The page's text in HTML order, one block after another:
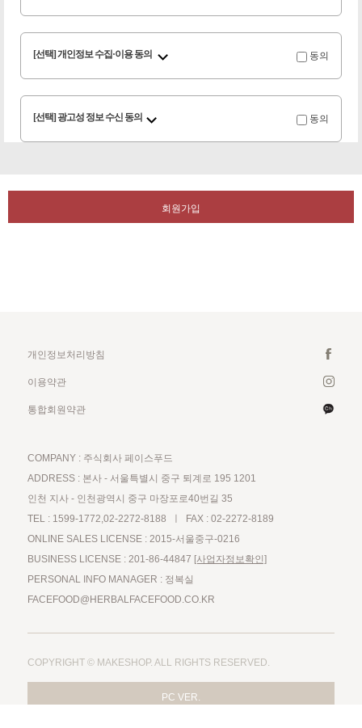
[선택] 개인정보 수집·이용 동의 동의
[선택] 광고성 정보 수신 동의 동의
회원가입
개인정보처리방침
이용약관
통합회원약관
COMPANY : 주식회사 페이스푸드
ADDRESS : 본사 - 서울특별시 중구 퇴계로 195 1201
인천 지사 - 인천광역시 중구 마장포로40번길 35
TEL : 1599-1772,02-2272-8188 ㅣ FAX : 02-2272-8189
ONLINE SALES LICENSE : 2015-서울중구-0216
BUSINESS LICENSE : 201-86-44847 [사업자정보확인]
PERSONAL INFO MANAGER : 정복실
FACEFOOD@HERBALFACEFOOD.CO.KR
COPYRIGHT © MAKESHOP. ALL RIGHTS RESERVED.
PC VER.